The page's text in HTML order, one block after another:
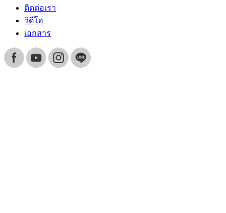
ติดต่อเรา
วิดีโอ
เอกสาร